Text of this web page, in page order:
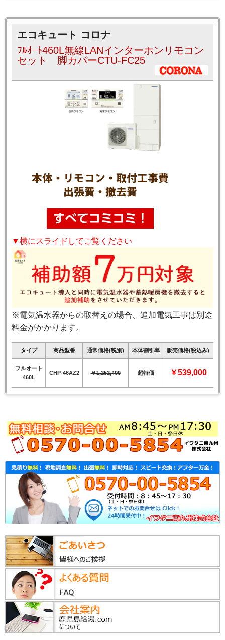
エコキュート コロナ
ﾌﾙｵｰﾄ460L無線LANインターホンリモコン
セット 脚カバーCTU-FC25
▼横にスライドしてご覧ください
※電気温水器からの取替えの場合、追加電気工事は別途
料金がかかります。
タイプ 商品型番 通常価格(税別) 本体割引率 販売価格(税込み)
フルオート
460L
CHP-46AZ2 ￥1,252,400 超特価 ￥539,000